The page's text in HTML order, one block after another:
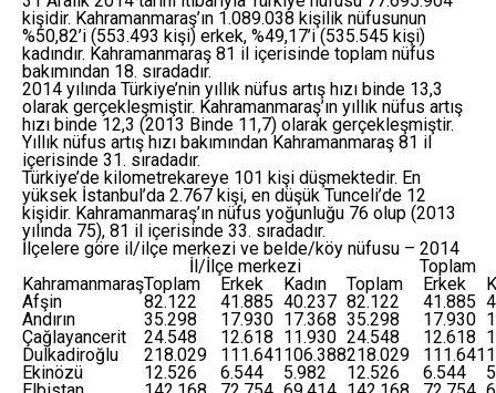
kişidir. Kahramanmaraş’ın 1.089.038 kişilik nüfusunun
%50,82’i (553.493 kişi) erkek, %49,17’i (535.545 kişi)
kadındır. Kahramanmaraş 81 il içerisinde toplam nüfus
bakımından 18. sıradadır.
2014 yılında Türkiye’nin yıllık nüfus artış hızı binde 13,3
olarak gerçekleşmiştir. Kahramanmaraş’ın yıllık nüfus artış
hızı binde 12,3 (2013 Binde 11,7) olarak gerçekleşmiştir.
Yıllık nüfus artış hızı bakımından Kahramanmaraş 81 il
içerisinde 31. sıradadır.
Türkiye’de kilometrekareye 101 kişi düşmektedir. En
yüksek İstanbul’da 2.767 kişi, en düşük Tunceli’de 12
kişidir. Kahramanmaraş’ın nüfus yoğunluğu 76 olup (2013
yılında 75), 81 il içerisinde 33. sıradadır.
İlçelere göre il/ilçe merkezi ve belde/köy nüfusu – 2014
İl/İlçe merkezi
Toplam
KahramanmaraşToplam Erkek Kadın Toplam Erkek
Afşin
82.122 41.885 40.237 82.122 41.885
Andırın
35.298 17.930 17.368 35.298 17.930
Çağlayancerit
24.548 12.618 11.930 24.548 12.618
Dulkadiroğlu
218.029 111.641106.388218.029 111.641
Ekinözü
12.526 6.544 5.982 12.526 6.544